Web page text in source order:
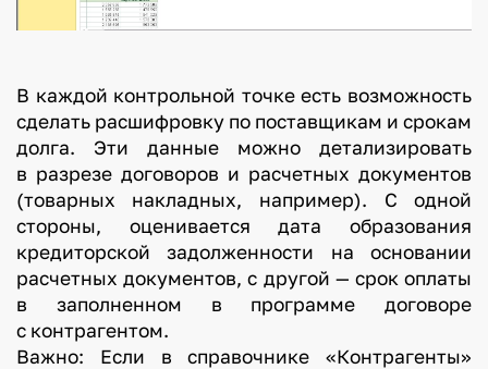
В каждой контрольной точке есть возможность
сделать расшифровку по поставщикам и срокам
долга. Эти данные можно детализировать
в разрезе договоров и расчетных документов
(товарных накладных, например). С одной
стороны, оценивается дата образования
кредиторской задолженности на основании
расчетных документов, с другой — срок оплаты
в заполненном в программе договоре
с контрагентом.
Важно: Если в справочнике «Контрагенты»